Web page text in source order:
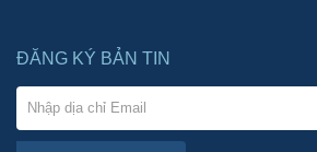
ĐĂNG KÝ BẢN TIN